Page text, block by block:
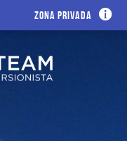
Zona privada